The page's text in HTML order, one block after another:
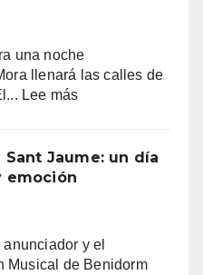
14
AL
18
2026
una noche
llenará las calles de
Lee más:
en
Jaume: un día
emoción
y el
Musical de Benidorm